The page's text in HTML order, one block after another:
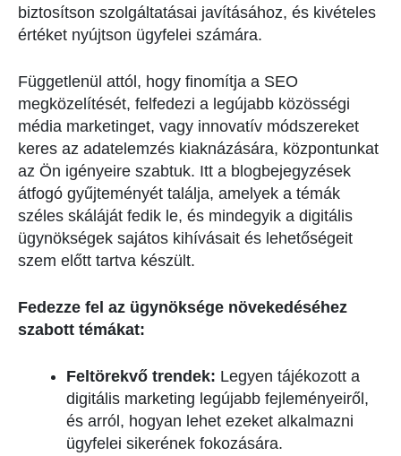
biztosítson szolgáltatásai javításához, és kivételes
értéket nyújtson ügyfelei számára.
Függetlenül attól, hogy finomítja a SEO
megközelítését, felfedezi a legújabb közösségi
média marketinget, vagy innovatív módszereket
keres az adatelemzés kiaknázására, központunkat
az Ön igényeire szabtuk. Itt a blogbejegyzések
átfogó gyűjteményét találja, amelyek a témák
széles skáláját fedik le, és mindegyik a digitális
ügynökségek sajátos kihívásait és lehetőségeit
szem előtt tartva készült.
Fedezze fel az ügynöksége növekedéséhez
szabott témákat:
Feltörekvő trendek: Legyen tájékozott a
digitális marketing legújabb fejleményeiről,
és arról, hogyan lehet ezeket alkalmazni
ügyfelei sikerének fokozására.